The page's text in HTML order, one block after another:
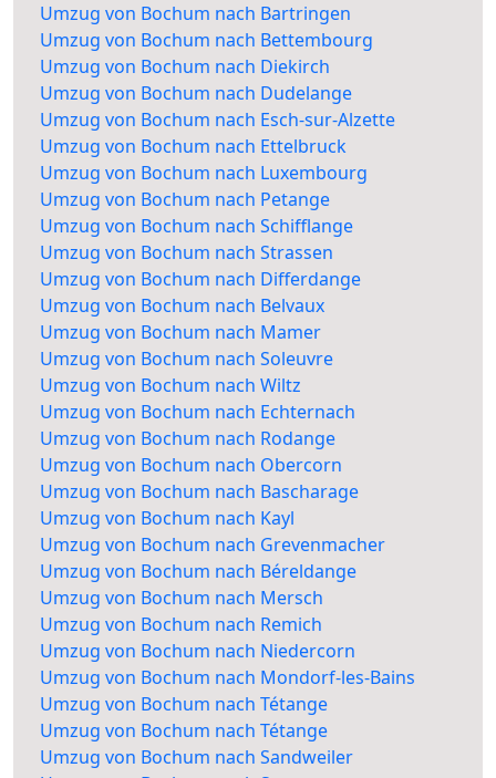
Umzug von Bochum nach Bartringen
Umzug von Bochum nach Bettembourg
Umzug von Bochum nach Diekirch
Umzug von Bochum nach Dudelange
Umzug von Bochum nach Esch-sur-Alzette
Umzug von Bochum nach Ettelbruck
Umzug von Bochum nach Luxembourg
Umzug von Bochum nach Petange
Umzug von Bochum nach Schifflange
Umzug von Bochum nach Strassen
Umzug von Bochum nach Differdange
Umzug von Bochum nach Belvaux
Umzug von Bochum nach Mamer
Umzug von Bochum nach Soleuvre
Umzug von Bochum nach Wiltz
Umzug von Bochum nach Echternach
Umzug von Bochum nach Rodange
Umzug von Bochum nach Obercorn
Umzug von Bochum nach Bascharage
Umzug von Bochum nach Kayl
Umzug von Bochum nach Grevenmacher
Umzug von Bochum nach Béreldange
Umzug von Bochum nach Mersch
Umzug von Bochum nach Remich
Umzug von Bochum nach Niedercorn
Umzug von Bochum nach Mondorf-les-Bains
Umzug von Bochum nach Tétange
Umzug von Bochum nach Tétange
Umzug von Bochum nach Sandweiler